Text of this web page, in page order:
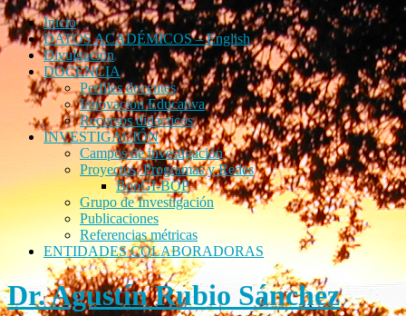
Inicio
DATOS ACADÉMICOS – English
Divulgación
DOCENCIA
Perfiles docentes
Innovación Educativa
Recursos didácticos
INVESTIGACIÓN
Campos de investigación
Proyectos, Programas y Redes
BooGI-BOP
Grupo de Investigación
Publicaciones
Referencias métricas
ENTIDADES COLABORADORAS
Dr. Agustín Rubio Sánchez